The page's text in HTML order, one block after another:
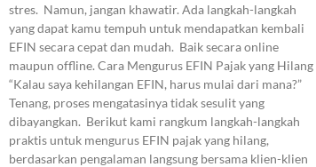
stres. Namun, jangan khawatir. Ada langkah-langkah
yang dapat kamu tempuh untuk mendapatkan kembali
EFIN secara cepat dan mudah. Baik secara online
maupun offline. Cara Mengurus EFIN Pajak yang Hilang
“Kalau saya kehilangan EFIN, harus mulai dari mana?”
Tenang, proses mengatasinya tidak sesulit yang
dibayangkan. Berikut kami rangkum langkah-langkah
praktis untuk mengurus EFIN pajak yang hilang,
berdasarkan pengalaman langsung bersama klien-klien